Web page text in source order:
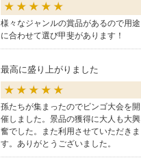
様々なジャンルの賞品があるので用途
に合わせて選び甲斐があります！
最高に盛り上がりました
孫たちが集まったのでビンゴ大会を開
催しました。景品の獲得に大人も大興
奮でした。また利用させていただきま
す。ありがとうございました。